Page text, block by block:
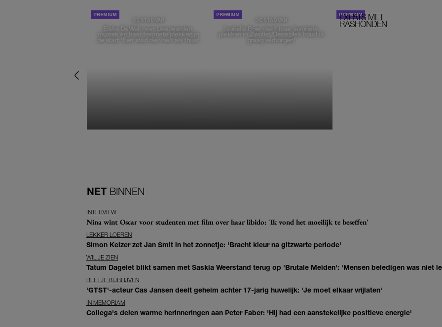
DE STAD VAN
Elske DeWall over Leeuwarden,
muziek en haar favoriete plekken in
de stad: 'Een stad die voelt als thuis'
DE STAD VAN
Isabelle Boer deelt haar favoriete
plekken in Zwolle: 'Deze plek houd ik
graag verborgen'
EXPATS MET
RASHONDEN
NET BINNEN
INTERVIEW
Nina wint Oscar voor studenten met film over haar libido: 'Ik vond het moeilijk te beseffen'
LEKKER LOEREN
Simon Keizer zet Jan Smit in het zonnetje: 'Bracht kleur na gitzwarte periode'
WIL JE ZIEN
Tatum Dagelet blikt samen met Saskia Weerstand terug op 'Brutale Meiden': 'Mensen beledigen was niet
BEETJE BIJBLIJVEN
'GTST'-acteur Cas Jansen deelt geheim achter 17-jarig huwelijk: 'Je moet elkaar vrijlaten'
IN MEMORIAM
Collega's delen warme herinneringen aan Peter Faber: 'Hij had een aanstekelijke positieve energie'